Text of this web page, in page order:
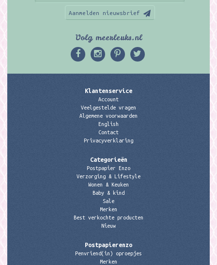
Aanmelden nieuwsbrief
Volg meerleuks.nl
Klantenservice
Account
Veelgestelde vragen
Algemene voorwaarden
English
Contact
Privacyverklaring
Categorieën
Postpapier Enzo
Verzorging & Lifestyle
Wonen & Keuken
Baby & kind
Sale
Merken
Best verkochte producten
Nieuw
Postpapierenzo
Penvriend(in) oproepjes
Merken